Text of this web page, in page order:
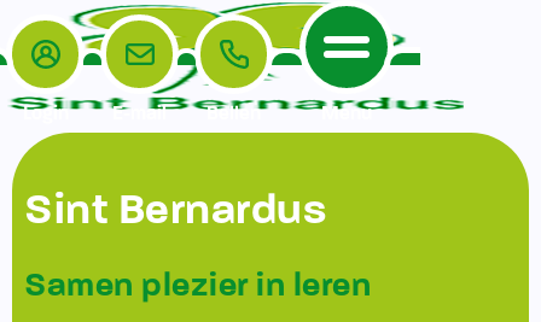
Home
De School
Veiligheidsplan
Het Team
Ouders
Tussenschoolse opvang
Login E-mail Bellen Menu
Sint Bernardus
Samen plezier in leren